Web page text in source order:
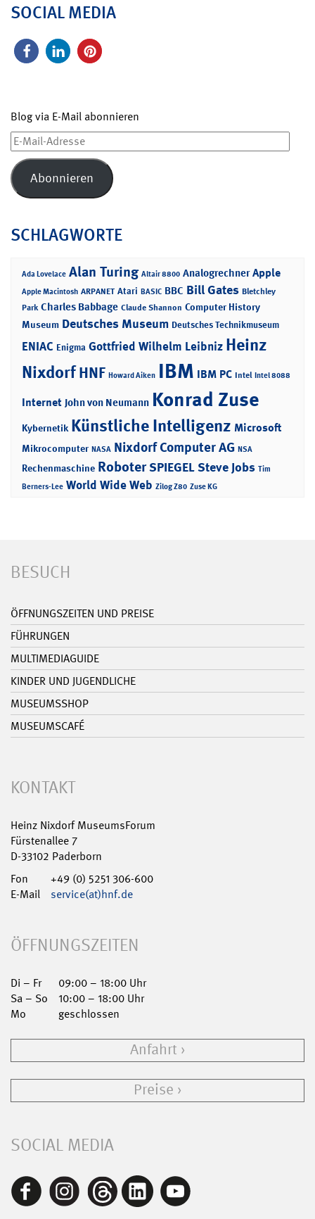
SOCIAL MEDIA
Blog via E-Mail abonnieren
E-
Mail-
Adresse
Abonnieren
SCHLAGWORTE
Ada Lovelace Alan Turing Altair 8800 Analogrechner Apple
Apple Macintosh ARPANET Atari BASIC BBC Bill Gates Bletchley
Park Charles Babbage Claude Shannon Computer History
Museum Deutsches Museum Deutsches Technikmuseum
ENIAC Enigma Gottfried Wilhelm Leibniz Heinz
NixdorfHNF Howard Aiken IBM IBM PC Intel Intel 8088
Internet John von Neumann Konrad Zuse
Kybernetik Künstliche Intelligenz Microsoft
Mikrocomputer NASA Nixdorf Computer AG NSA
Rechenmaschine RoboterSPIEGELSteve Jobs Tim
Berners-Lee World Wide Web Zilog Z80 Zuse KG
BESUCH
ÖFFNUNGSZEITEN UND PREISE
FÜHRUNGEN
MULTIMEDIAGUIDE
KINDER UND JUGENDLICHE
MUSEUMSSHOP
MUSEUMSCAFÉ
KONTAKT
Heinz Nixdorf MuseumsForum
Fürstenallee 7
D-33102 Paderborn
Fon
+49 (0) 5251 306-600
E-Mail
service(at)hnf.de
ÖFFNUNGSZEITEN
Di – Fr
09:00 – 18:00 Uhr
Sa – So
10:00 – 18:00 Uhr
Mo
geschlossen
Anfahrt
Preise
SOCIAL MEDIA